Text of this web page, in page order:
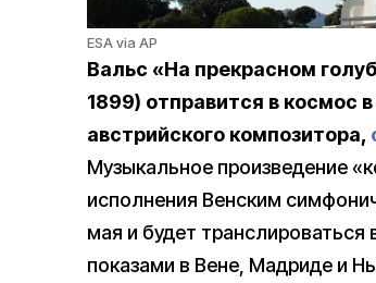
ESA via AP
Вальс «На прекрасном
1899) отправится в космос
австрийского композитора,
Музыкальное произведение
исполнения Венским
мая и будет
показами в Вене, Мадриде и